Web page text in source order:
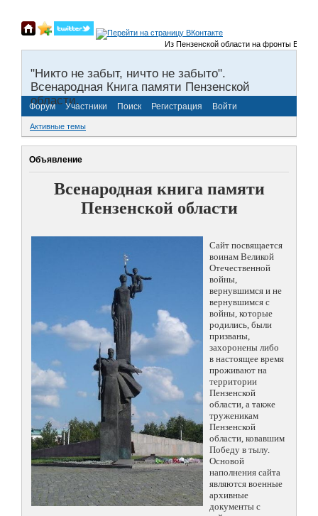
Из Пензенской области на фронты
"Никто не забыт, ничто не забыто".
Всенародная Книга памяти Пензенской
области.
Форум Участники Поиск Регистрация Войти
Активные темы
Объявление
Всенародная книга памяти
Пензенской области
Сайт посвящается
воинам Великой
Отечественной
войны,
вернувшимся и не
вернувшимся с
войны, которые
родились, были
призваны,
захоронены либо
в настоящее время
проживают на
территории
Пензенской
области, а также
труженикам
Пензенской
области, ковавшим
Победу в тылу.
Основой
наполнения сайта
являются военные
архивные
документы с